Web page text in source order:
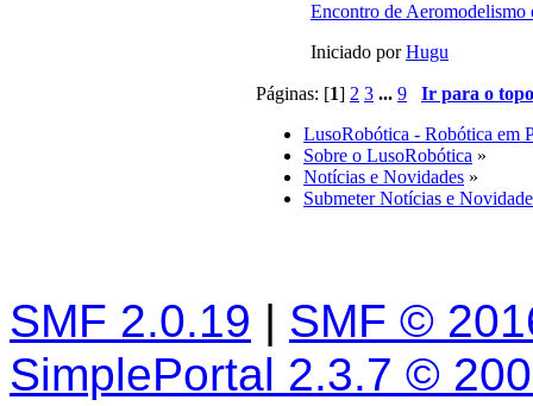
Encontro de
Iniciado porHugu
Páginas: [1] 2 3 ... 9
Ir para o topo
LusoRobótica - Robótica em
Sobre o LusoRobótica »
Notícias e Novidades »
Submeter Notícias e
SMF 2.0.19 | SMF ©
SimplePortal 2.3.7 ©